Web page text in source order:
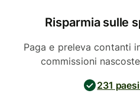
Risparmia sulle
Paga e preleva contanti
commissioni
231